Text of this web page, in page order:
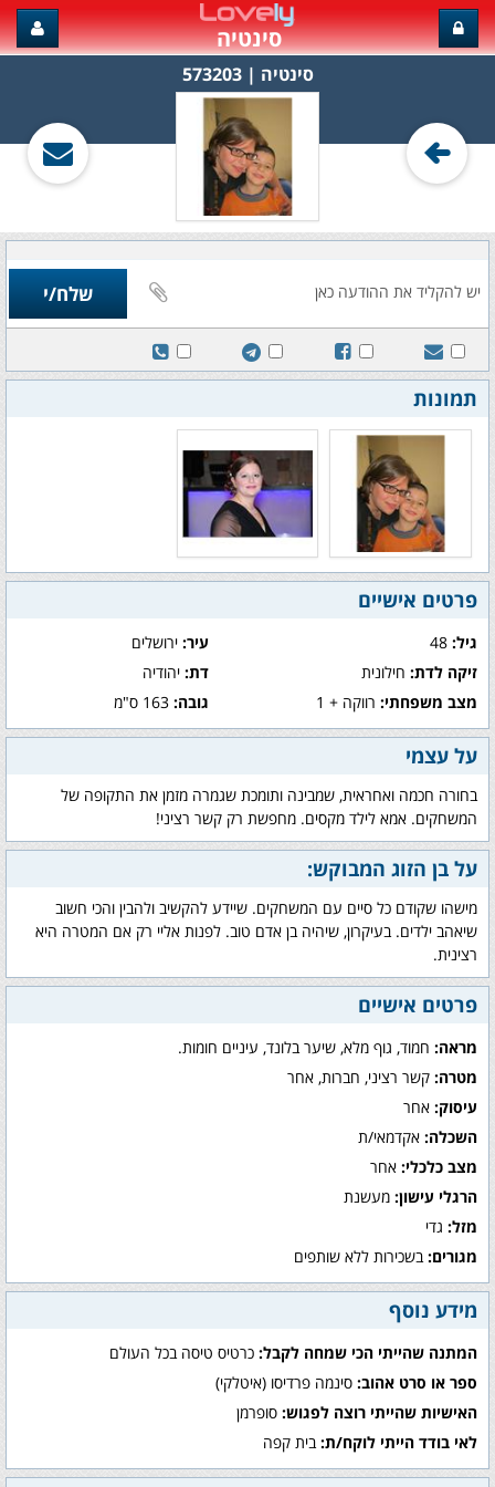
סינטיה
סינטיה‏ | 573203
תמונות
פרטים אישיים
גיל: עיר:ירושלים
זיקה לדת: חילונית דת:יהודיה
מצב משפחתי: רווקה + 1 גובה:163 ס"מ
על עצמי
בחורה חכמה ואחראית, שמבינה ותומכת שגמרה מזמן את התקופה של
המשחקים. אמא לילד מקסים. מחפשת רק קשר רציני!
על בן הזוג המבוקש:
מישהו שקודם כל סיים עם המשחקים. שיידע להקשיב ולהבין והכי חשוב
שיאהב ילדים. בעיקרון, שיהיה בן אדם טוב. לפנות אליי רק אם המטרה היא
רצינית.
פרטים אישיים
מראה: חמוד, גוף מלא, שיער בלונד, עיניים חומות.
מטרה: קשר רציני, חברות, אחר
עיסוק: אחר
השכלה: אקדמאי/ת
מצב כלכלי: אחר
הרגלי עישון: מעשנת
מזל: גדי
מגורים: בשכירות ללא שותפים
מידע נוסף
המתנה שהייתי הכי שמחה לקבל: כרטיס טיסה בכל העולם
ספר או סרט אהוב: סינמה פרדיסו (איטלקי)
האישיות שהייתי רוצה לפגוש: סופרמן
לאי בודד הייתי לוקח/ת: בית קפה